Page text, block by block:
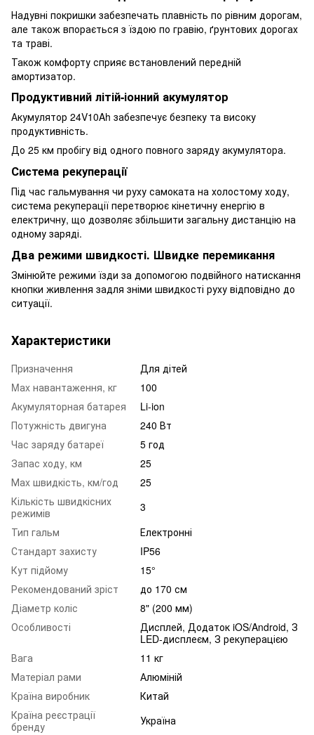
Надувні покришки забезпечать плавніcть по рівним дорогам,
але також впорається з їздою по гравію, ґрунтових дорогах
та траві.
Також комфорту сприяє встановлений передній
амортизатор.
Продуктивний літій-іонний акумулятор
Акумулятор 24V10Ah забезпечує безпеку та високу
продуктивність.
До 25 км пробігу від одного повного заряду акумулятора.
Система рекуперації
Під час гальмування чи руху самоката на холостому ходу,
система рекуперації перетворює кінетичну енергію в
електричну, що дозволяє збільшити загальну дистанцію на
одному заряді.
Два режими швидкості. Швидке перемикання
Змінюйте режими їзди за допомогою подвійного натискання
кнопки живлення задля зніми швидкості руху відповідно до
ситуації.
Характеристики
Призначення
Для дітей
Mаx навантаження, кг
100
Акумуляторная батарея
Li-ion
Потужність двигуна
240 Вт
Час заряду батареї
5 год
Запас ходу, км
25
Маx швидкість, км/год
25
Кількість швидкісних
режимів
3
Тип гальм
Електронні
Стандарт захисту
IP56
Кут підйому
15°
Рекомендований зріст
до 170 см
Діаметр коліс
8" (200 мм)
Особливості
Дисплей, Додаток iOS/Android, З
LED-дисплеєм, З рекуперацією
Вага
11 кг
Матеріал рами
Алюміній
Країна виробник
Китай
Країна реєстрації
бренду
Україна